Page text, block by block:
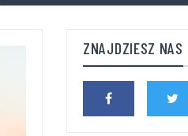
ZNAJDZIESZ NAS